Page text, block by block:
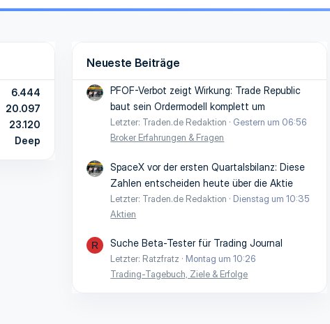
6.444
20.097
23.120
Deep
Neueste Beiträge
PFOF-Verbot zeigt Wirkung: Trade Republic
baut sein Ordermodell komplett um
Letzter: Traden.de Redaktion
Gestern um 06:56
Broker Erfahrungen & Fragen
SpaceX vor der ersten Quartalsbilanz: Diese
Zahlen entscheiden heute über die Aktie
Letzter: Traden.de Redaktion
Dienstag um 10:35
Aktien
R Suche Beta-Tester für Trading Journal
Letzter: Ratzfratz
Montag um 10:26
Trading-Tagebuch, Ziele & Erfolge